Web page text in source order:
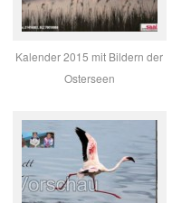
Kalender 2015 mit Bildern der
Osterseen